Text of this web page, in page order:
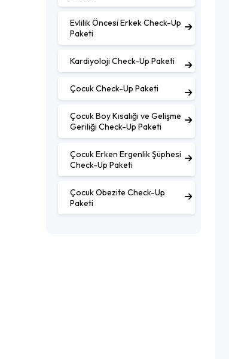
Evlilik Öncesi Erkek Check-Up
Paketi
Kardiyoloji Check-Up Paketi
Çocuk Check-Up Paketi
Çocuk Boy Kısalığı ve Gelişme
Geriliği Check-Up Paketi
Çocuk Erken Ergenlik Şüphesi
Check-Up Paketi
Çocuk Obezite Check-Up
Paketi